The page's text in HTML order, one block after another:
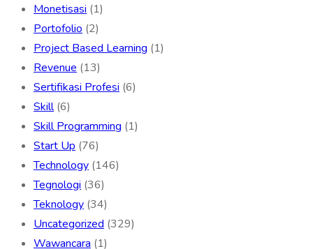
Monetisasi (1)
Portofolio (2)
Project Based Learning (1)
Revenue (13)
Sertifikasi Profesi (6)
Skill(6)
Skill Programming (1)
Start Up (76)
Technology (146)
Tegnologi (36)
Teknology (34)
Uncategorized (329)
Wawancara (1)